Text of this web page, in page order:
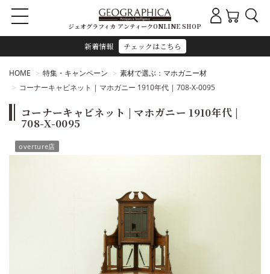
新着情報 チェックはこちら
ジェオグラフィカ アンティークONLINE SHOP
HOME 特集・キャンペーン
素材で選ぶ：マホガニー材
コーナーキャビネット | マホガニー 1910年代 | 708-X-0095
コーナーキャビネット | マホガニー 1910年代 |
708-X-0095
overture店